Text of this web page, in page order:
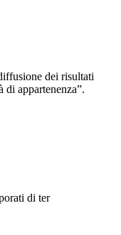
dei risultati
appartenenza”.
di ter